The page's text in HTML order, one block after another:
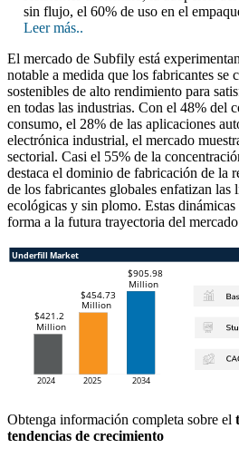
sin flujo, el 60% de uso en el
Leer más..
El mercado de Subfily está
notable a medida que los fabricantes se
sostenibles de alto rendimiento para
en todas las industrias. Con el 48% del
consumo, el 28% de las aplicaciones
electrónica industrial, el mercado
sectorial. Casi el 55% de la
destaca el dominio de fabricación de la
de los fabricantes globales enfatizan las
ecológicas y sin plomo. Estas
forma a la futura trayectoria del
Obtenga información completa sobre el
tendencias de crecimiento